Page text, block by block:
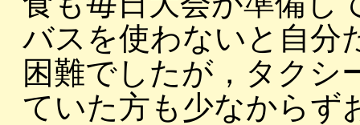
バスを使わないと自分
困難でしたが，タクシ
ていた方も少なからず